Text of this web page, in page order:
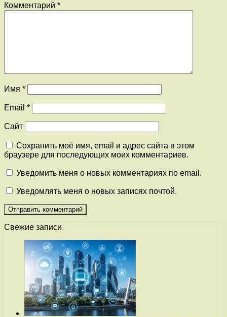
Комментарий *
Имя *
Email *
Сайт
Сохранить моё имя, email и адрес сайта в этом
браузере для последующих моих комментариев.
Уведомить меня о новых комментариях по email.
Уведомлять меня о новых записях почтой.
Свежие записи